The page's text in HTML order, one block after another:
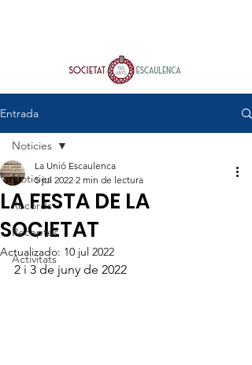
Entrada
Noticies
Records
Receptes
Activitats
Noticies
LA FESTA DE LA
SOCIETAT
La Unió Escaulenca
5 jul 2022 2 min de lectura
Actualizado: 10 jul 2022
2 i 3 de juny de 2022